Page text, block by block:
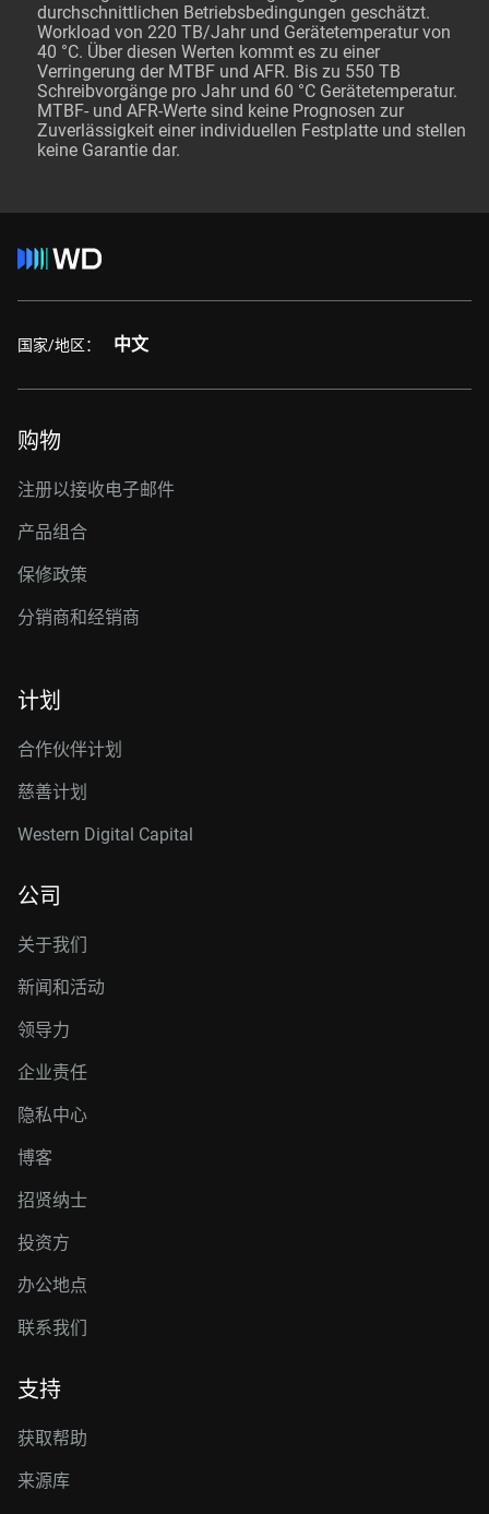
durchschnittlichen Betriebsbedingungen geschätzt.
Workload von 220 TB/Jahr und Gerätetemperatur von
40 °C. Über diesen Werten kommt es zu einer
Verringerung der MTBF und AFR. Bis zu 550 TB
Schreibvorgänge pro Jahr und 60 °C Gerätetemperatur.
MTBF- und AFR-Werte sind keine Prognosen zur
Zuverlässigkeit einer individuellen Festplatte und stellen
keine Garantie dar.
国家/地区： 中文
购物
注册以接收电子邮件
产品组合
保修政策
分销商和经销商
计划
合作伙伴计划
慈善计划
Western Digital Capital
公司
关于我们
新闻和活动
领导力
企业责任
隐私中心
博客
招贤纳士
投资方
办公地点
联系我们
支持
获取帮助
来源库